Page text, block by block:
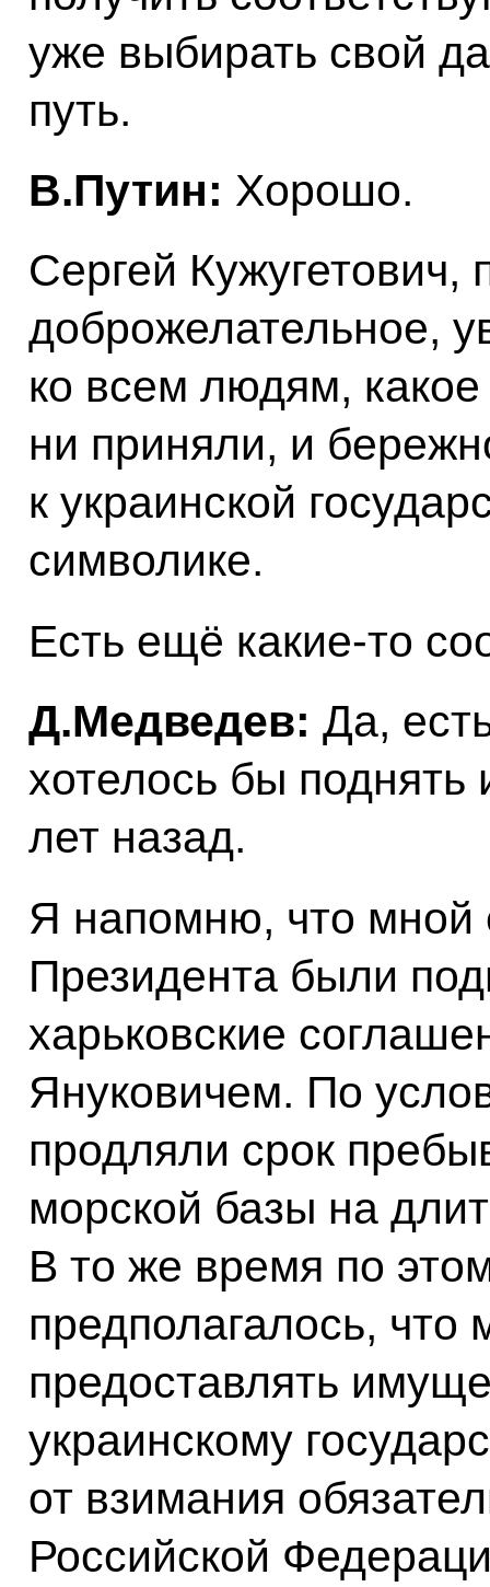
уже выбирать свой
путь.
B.Путин: Хорошо.
Сергей Кужугетович,
доброжелательное,
ко всем людям,
ни приняли, и
к украинской
символике.
Есть ещё какие‑то
Д.Медведев: Да,
хотелось бы поднять
лет назад.
Я напомню, что мной
Президента были
харьковские
Януковичем. По
продляли срок
морской базы на
В то же время по
предполагалось, что
предоставлять
украинскому
от взимания
Российской